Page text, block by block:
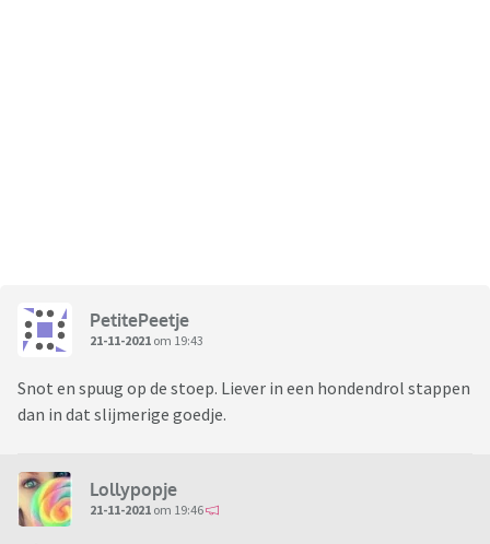
PetitePeetje
21-11-2021 om 19:43
Snot en spuug op de stoep. Liever in een hondendrol stappen
dan in dat slijmerige goedje.
Lollypopje
21-11-2021 om 19:46